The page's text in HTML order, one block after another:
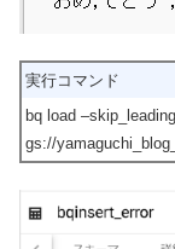
実行コマンド
bq load
gs://